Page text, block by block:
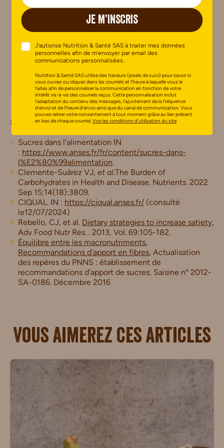
Réduire les sucres est bénéfique pour la santé.
Utilisez des arômes naturels et des fruits pour
donner une saveur sucrée à vos desserts.
Des recettes simples peuvent transformer vos
desserts en plats plus sains, mais tout aussi
gourmands.
À vous de jouer !
Sources :
Sucres dans l’alimentation IN
: https://www.anses.fr/fr/content/sucres-dans-
l%E2%80%99alimentation.
Clemente-Suárez VJ, et al.The Burden of
Carbohydrates in Health and Disease. Nutrients. 2022
Sep 15;14(18):3809.
CIQUAL. IN : https://ciqual.anses.fr/ (consulté
le12/07/2024)
Rebello, CJ, et al. Dietary strategies to increase satiety,
Adv Food Nutr Res. . 2013, Vol. 69:105-182.
Équilibre entre les macronutriments.
Recommandations d’apport en fibres, Actualisation
des repères du PNNS : établissement de
recommandations d’apport de sucres, Saisine n° 2012-
SA-0186. Décembre 2016
Vous aimerez ces articles
JE M’INSCRIS
J’autorise Nutrition & Santé SAS à traiter mes données
personnelles afin de m’envoyer par email des
communications personnalisées.
Nutrition & Santé SAS utilise des traceurs (pixels de suivi) pour savoir si
vous ouvrez ou cliquez dans les courriels et l’heure à laquelle vous le
faites afin de personnaliser la communication en fonction de votre
intérêt vis-à-vis des courriels reçus. Cette personnalisation inclut
l’adaptation du contenu des messages, l’ajustement de la fréquence
d’envoi et de l’heure d’envoi ainsi que du canal de communication. Vous
pouvez retirer votre consentement à tout moment grâce au lien présent
en bas de chaque courriel.Voir les conditions d’utilisation du site